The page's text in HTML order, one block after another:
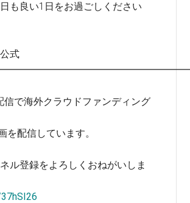
も良い1日をお過ごしください
式
信で海外クラウドファンディング
を配信しています。
ル登録をよろしくおねがいしま